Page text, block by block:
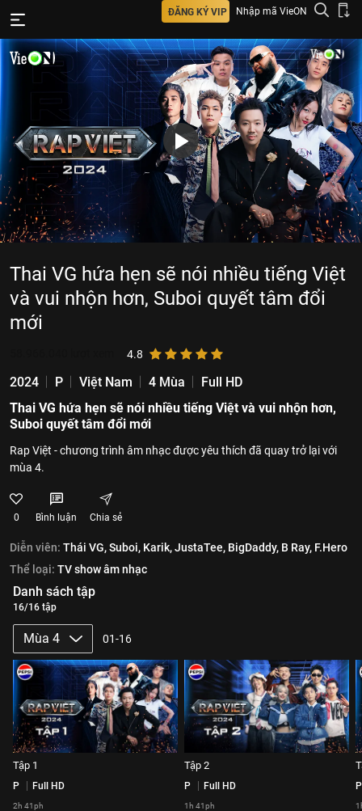
ĐĂNG KÝ VIP Nhập mã VieON
Thai VG hứa hẹn sẽ nói nhiều tiếng Việt
và vui nhộn hơn, Suboi quyết tâm đổi
mới
4.8
2024 P Việt Nam 4 Mùa
Full HD
Thai VG hứa hẹn sẽ nói nhiều tiếng Việt và vui nhộn hơn,
Suboi quyết tâm đổi mới
Rap Việt - chương trình âm nhạc được yêu thích đã quay trở lại với
mùa 4.
0 Bình luận Chia sẻ
Diễn viên: Thái VG,Suboi, Karik,JustaTee, BigDaddy, B Ray, F.Hero
Thể loại: TV show âm nhạc
Danh sách tập
16/16 tập
Mùa 4 01-16
Tập 1
P Full HD
2h 41ph
Tập 2
P Full HD
1h 41ph
P